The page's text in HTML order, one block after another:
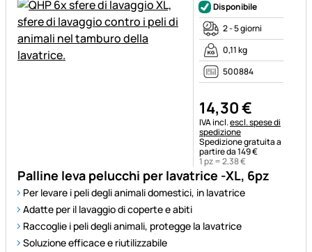
Palline leva pelucchi per lavatrice -XL, 6pz
Per levare i peli degli animali domestici, in lavatrice
Adatte per il lavaggio di coperte e abiti
Raccoglie i peli degli animali, protegge la lavatrice
Soluzione efficace e riutilizzabile
Disponibile
2 - 5 giorni
0,11 kg
500884
14,30€
Informazioni fiscali:
IVA incl.escl. spese di
spedizione
Spedizione gratuita a
partire da 149 €
1 pz =2,38€